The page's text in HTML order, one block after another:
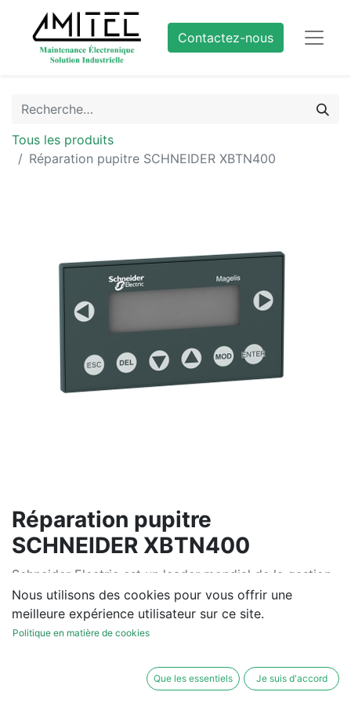
Contactez-nous
Tous les produits
Réparation pupitre SCHNEIDER XBTN400
Réparation pupitre
SCHNEIDER XBTN400
Schneider Electric est un leader mondial de la gestion
de l’énergie et de l’automatisation industrielle. Sa
division dédiée aux solutions de contrôle moteur offre
une gamme complète et intégrée de produits pour les
IHM (Interfaces Homme-Machine) : Vijeo Designer,
Nous utilisons des cookies pour vous offrir une
meilleure expérience utilisateur sur ce site.
Politique en matière de cookies
Que les essentiels Je suis d'accord